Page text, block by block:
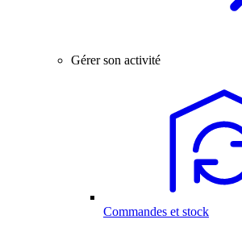
Gérer son activité
Commandes et stock